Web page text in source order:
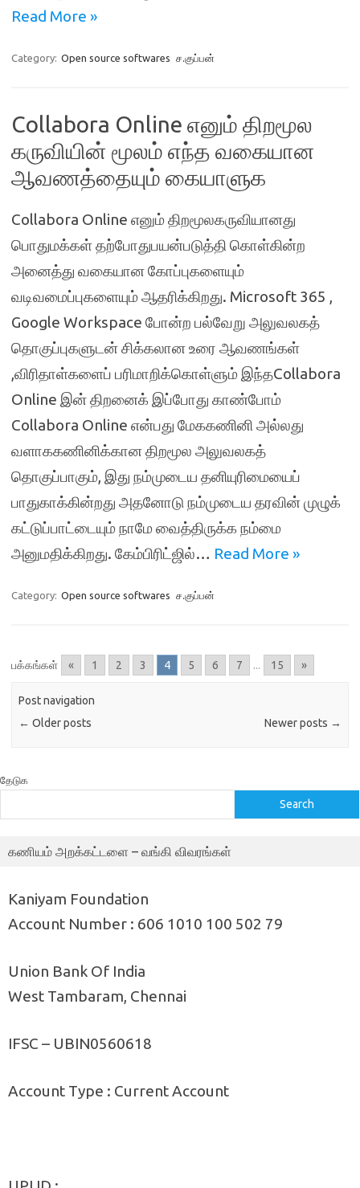
Read More »
Category: Open source softwares ச.குப்பன்
Collabora Online எனும் திறமூல
கருவியின் மூலம் எந்த வகையான
ஆவணத்தையும் கையாளுக
Collabora Online எனும் திறமூலகருவியானது
பொதுமக்கள் தற்போதுபயன்படுத்தி கொள்கின்ற
அனைத்து வகையான கோப்புகளையும்
வடிவமைப்புகளையும் ஆதரிக்கிறது. Microsoft 365 ,
Google Workspace போன்ற பல்வேறு அலுவலகத்
தொகுப்புகளுடன் சிக்கலான உரை ஆவணங்கள்
,விரிதாள்களைப் பரிமாறிக்கொள்ளும் இந்தCollabora
Online இன் திறனைக் இப்போது காண்போம்
Collabora Online என்பது மேககணினி அல்லது
வளாககணினிக்கான திறமூல அலுவலகத்
தொகுப்பாகும், இது நம்முடைய தனியுரிமையைப்
பாதுகாக்கின்றது அதனோடு நம்முடைய தரவின் முழுக்
கட்டுப்பாட்டையும் நாமே வைத்திருக்க நம்மை
அனுமதிக்கிறது. கேம்பிரிட்ஜில்… Read More »
Category: Open source softwares ச.குப்பன்
பக்கங்கள் « 1 2 3 4 5 6 7 ... 15 »
Post navigation
← Older posts Newer posts →
தேடுக
Search
கணியம் அறக்கட்டளை – வங்கி விவரங்கள்
Kaniyam Foundation
Account Number : 606 1010 100 502 79
Union Bank Of India
West Tambaram, Chennai
IFSC – UBIN0560618
Account Type : Current Account